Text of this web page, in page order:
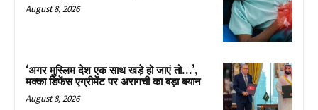
August 8, 2026
‘अगर मुस्लिम देश एक साथ खड़े हो जाएं तो…’,
मक्का डिफेंस एग्रीमेंट पर अरागची का बड़ा बयान
August 8, 2026